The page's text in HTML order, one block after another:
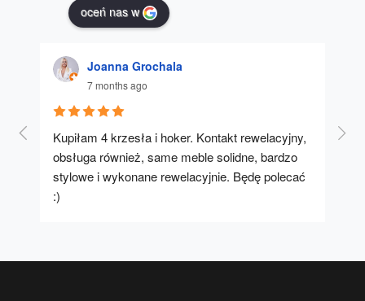
oceń nas w
Joanna Grochala
7 months ago
Kupiłam 4 krzesła i hoker. Kontakt rewelacyjny,
obsługa również, same meble solidne, bardzo
stylowe i wykonane rewelacyjnie. Będę polecać
:)
A